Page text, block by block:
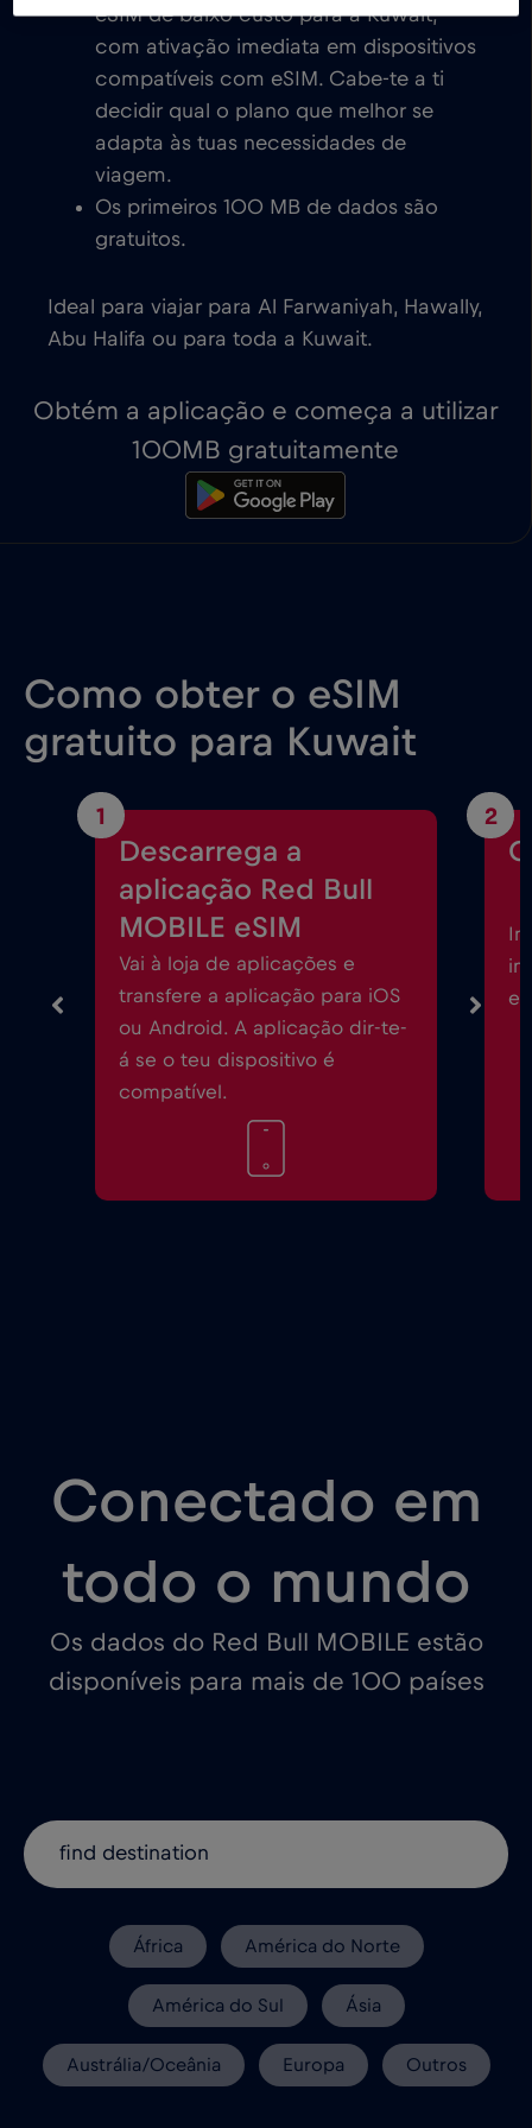
eSIM de baixo custo para a Kuwait,
com ativação imediata em dispositivos
compatíveis com eSIM. Cabe-te a ti
decidir qual o plano que melhor se
adapta às tuas necessidades de
viagem.
Os primeiros 100 MB de dados são
gratuitos.
Ideal para viajar para Al Farwaniyah, Hawally,
Abu Halifa ou para toda a Kuwait.
Obtém a aplicação e começa a utilizar
100MB gratuitamente
Como obter o eSIM
gratuito para Kuwait
1
Descarrega a
aplicação Red Bull
MOBILE eSIM
Vai à loja de aplicações e
transfere a aplicação para iOS
ou Android. A aplicação dir-te-
á se o teu dispositivo é
compatível.
2
Conectado em
todo o mundo
Os dados do Red Bull MOBILE estão
disponíveis para mais de 100 países
África América do Norte
América do Sul Ásia
Austrália/Oceânia Europa Outros